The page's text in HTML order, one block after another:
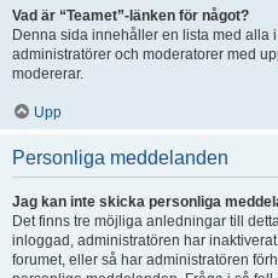
Vad är “Teamet”-länken för något?
Denna sida innehåller en lista med alla
administratörer och moderatorer med
modererar.
Upp
Personliga meddelanden
Jag kan inte skicka personliga
Det finns tre möjliga anledningar till
inloggad, administratören har
forumet, eller så har administratören